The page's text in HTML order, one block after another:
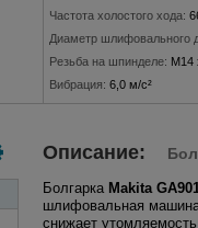
Частота холостого хода:
Диаметр шлифовального
Резьба на шпинделе: M14
Вибрация: 6,0 м/с²
Описание:
Болгарка Makita
шлифовальная
снижает